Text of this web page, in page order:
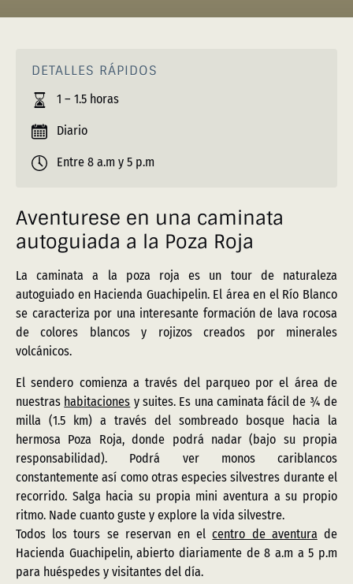
DETALLES RÁPIDOS
1 – 1.5 horas
Diario
Entre 8 a.m y 5 p.m
Aventurese en una caminata
autoguiada a la Poza Roja
La caminata a la poza roja es un tour de naturaleza
autoguiado en Hacienda Guachipelin. El área en el Río Blanco
se caracteriza por una interesante formación de lava rocosa
de colores blancos y rojizos creados por minerales
volcánicos.
El sendero comienza a través del parqueo por el área de
nuestras habitaciones y suites. Es una caminata fácil de ¾ de
milla (1.5 km) a través del sombreado bosque hacia la
hermosa Poza Roja, donde podrá nadar (bajo su propia
responsabilidad). Podrá ver monos cariblancos
constantemente así como otras especies silvestres durante el
recorrido. Salga hacia su propia mini aventura a su propio
ritmo. Nade cuanto guste y explore la vida silvestre.
Todos los tours se reservan en elcentro de aventura de
Hacienda Guachipelin, abierto diariamente de 8 a.m a 5 p.m
para huéspedes y visitantes del día.